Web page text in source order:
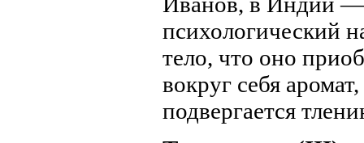
психологический
тело, что оно
вокруг себя
подвергается